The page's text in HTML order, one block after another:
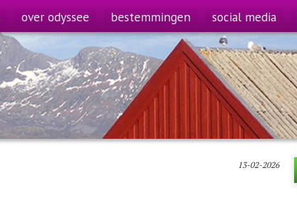
over odyssee bestemmingen social media
13-02-2026